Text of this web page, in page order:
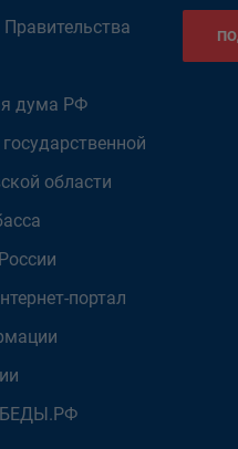
дума РФ
области
портал